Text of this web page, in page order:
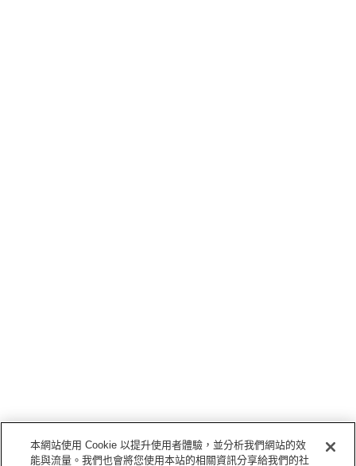
本網站使用 Cookie 以提升使用者體驗，並分析我們網站的效
能與流量。我們也會將您使用本站的相關資訊分享給我們的社